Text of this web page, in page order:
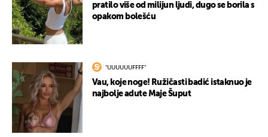
pratilo više od milijun ljudi, dugo se borila s
opakom bolešću
"UUUUUUFFFF"
Vau, koje noge! Ružičasti badić istaknuo je
najbolje adute Maje Šuput